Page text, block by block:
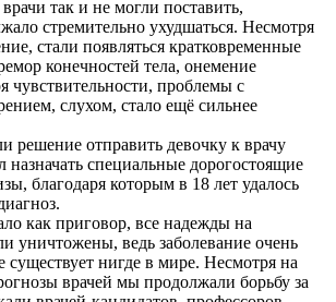
так и не могли поставить,
стремительно ухудшаться. Несмотря
стали появляться кратковременные
конечностей тела, онемение
чувствительности, проблемы с
слухом, стало ещё сильнее
решение отправить девочку к врачу
назначать специальные дорогостоящие
благодаря которым в 18 лет удалось
как приговор, все надежды на
уничтожены, ведь заболевание очень
существует нигде в мире. Несмотря на
врачей мы продолжали борьбу за